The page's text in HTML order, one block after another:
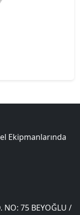
Ekipmanlarında
NO: 75 BEYOĞLU /